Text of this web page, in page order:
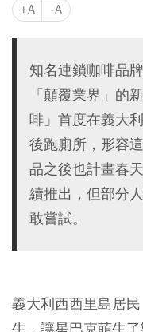
+A -A
知名連鎖咖啡品
「顛覆業界」的
啡」首度在義大
後跑廁所，形容
品之後也計畫春
續推出，但部分
敢嘗試。
義大利西西里島居